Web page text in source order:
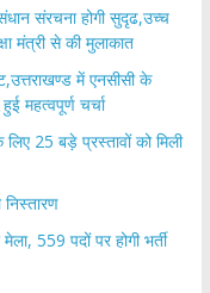
संरचना होगी सुदृढ,उच्च
मंत्री से की मुलाकात
में एनसीसी के
महत्वपूर्ण चर्चा
25 बड़े प्रस्तावों को मिली
559 पदों पर होगी भर्ती